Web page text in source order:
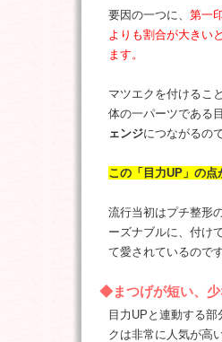
要因の一つに、 第一
よりも割合が大きい
ます。
マツエクを付けるこ
体の一パーツである
ェンジにつながるので
この「目力UP」の
流行当初はプチ整形
ーズナブルに、付け
て愛されているのです
◆まつげが短い、少
目力UPと連動する
クは非常に人気が高